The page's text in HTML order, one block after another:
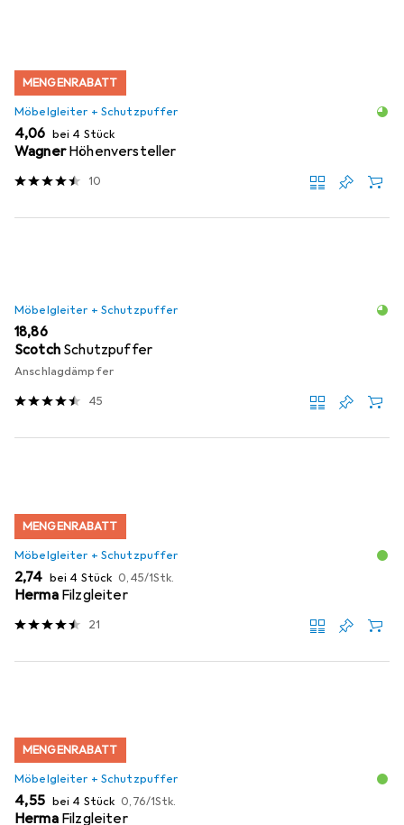
MENGENRABATT
Möbelgleiter + Schutzpuffer
EUR
4,06 bei 4 Stück
Wagner Höhenversteller
10
Möbelgleiter + Schutzpuffer
EUR
18,86
Scotch Schutzpuffer
Anschlagdämpfer
45
MENGENRABATT
Möbelgleiter + Schutzpuffer
EUR
2,74 bei 4 Stück EUR
0,45/1Stk.
Herma Filzgleiter
21
MENGENRABATT
Möbelgleiter + Schutzpuffer
EUR
4,55 bei 4 Stück EUR
0,76/1Stk.
Herma Filzgleiter